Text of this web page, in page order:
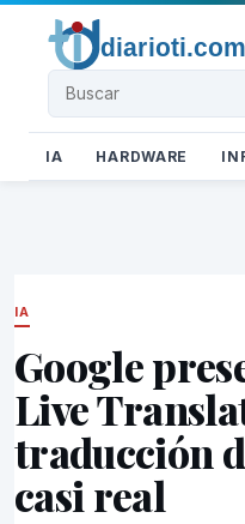
Buscar
IA HARDWARE
IA
Google
Live
traducción
casi real